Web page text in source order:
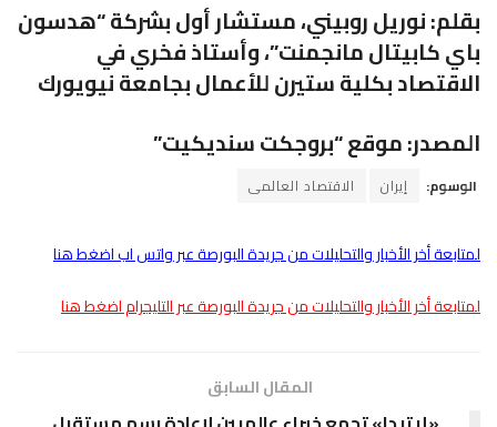
بقلم: نوريل روبيني، مستشار أول بشركة “هدسون
باي كابيتال مانجمنت”، وأستاذ فخري في
الاقتصاد بكلية ستيرن للأعمال بجامعة نيويورك
المصدر: موقع “بروجكت سنديكيت”
الوسوم: إيران الاقتصاد العالمى
لمتابعة أخر الأخبار والتحليلات من جريدة البورصة عبر واتس اب اضغط هنا
لمتابعة أخر الأخبار والتحليلات من جريدة البورصة عبر التليجرام اضغط هنا
المقال السابق